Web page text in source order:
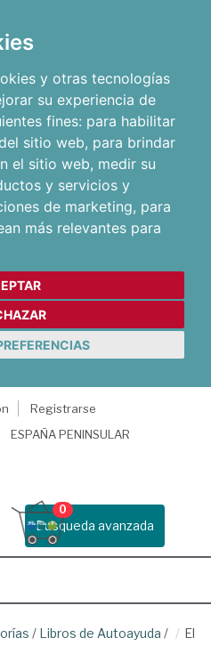
y otras tecnologías
su experiencia de
fines: para habilitar
sitio web, para brindar
el sitio web, medir su
y servicios y
de marketing, para
más relevantes para
Registrarse
ESPAÑA PENINSULAR
Busqueda avanzada
0
/ Libros de Autoayuda /
El